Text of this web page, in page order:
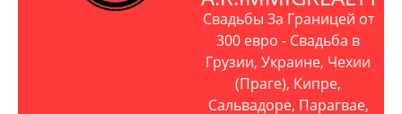
Свадьбы За Границей от
300 евро - Свадьба в
Грузии, Украине, Чехии
(Праге), Кипре,
Сальвадоре, Парагвае,